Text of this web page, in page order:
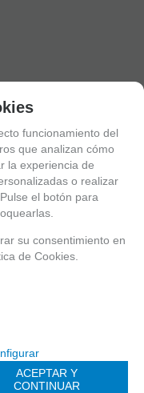
funcionamiento del
que analizan cómo
la experiencia de
o realizar
el botón para
su consentimiento en
de Cookies.
ACEPTAR Y
CONTINUAR